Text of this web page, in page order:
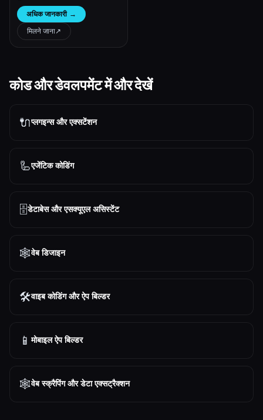
पर चलती हैं
अधिक जानकारी →
मिलने जाना↗︎
कोड और डेवलपमेंट में और देखें
🔌प्लगइन्स और एक्सटेंशन
🦾एजेंटिक कोडिंग
🗄️डेटाबेस और एसक्यूएल असिस्टेंट
🕸वेब डिजाइन
🛠️वाइब कोडिंग और ऐप बिल्डर
📱 मोबाइल ऐप बिल्डर
🕸️वेब स्क्रैपिंग और डेटा एक्सट्रैक्शन